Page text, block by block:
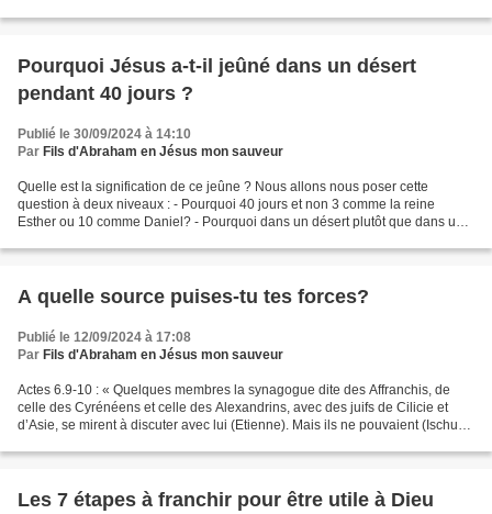
Pourquoi Jésus a-t-il jeûné dans un désert
pendant 40 jours ?
Publié le 30/09/2024 à 14:10
Par Fils d'Abraham en Jésus mon sauveur
Quelle est la signification de ce jeûne ? Nous allons nous poser cette
question à deux niveaux : - Pourquoi 40 jours et non 3 comme la reine
Esther ou 10 comme Daniel? - Pourquoi dans un désert plutôt que dans une
A quelle source puises-tu tes forces?
Publié le 12/09/2024 à 17:08
Par Fils d'Abraham en Jésus mon sauveur
Actes 6.9-10 : « Quelques membres la synagogue dite des Affranchis, de
celle des Cyrénéens et celle des Alexandrins, avec des juifs de Cilicie et
d’Asie, se mirent à discuter avec lui (Etienne). Mais ils ne pouvaient (Ischus)
Les 7 étapes à franchir pour être utile à Dieu